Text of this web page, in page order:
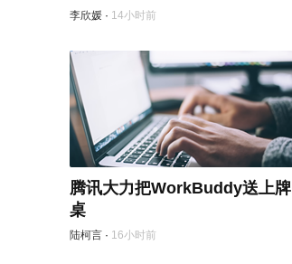
李欣媛 · 14小时前
腾讯大力把WorkBuddy送上牌
桌
陆柯言 · 16小时前